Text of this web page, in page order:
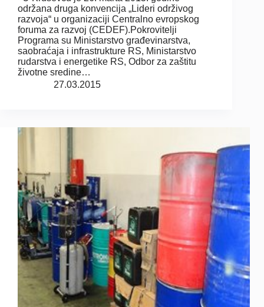
održana druga konvencija „Lideri održivog
razvoja“ u organizaciji Centralno evropskog
foruma za razvoj (CEDEF).Pokrovitelji
Programa su Ministarstvo građevinarstva,
saobraćaja i infrastrukture RS, Ministarstvo
rudarstva i energetike RS, Odbor za zaštitu
životne sredine…
27.03.2015